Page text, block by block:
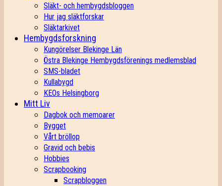
Släkt- och hembygdsbloggen
Hur jag släktforskar
Släktarkivet
Hembygdsforskning
Kungörelser Blekinge Län
Östra Blekinge Hembygdsförenings medlemsblad
SMS-bladet
Kullabygd
KEOs Helsingborg
Mitt Liv
Dagbok och memoarer
Bygget
Vårt bröllop
Gravid och bebis
Hobbies
Scrapbooking
Scrapbloggen